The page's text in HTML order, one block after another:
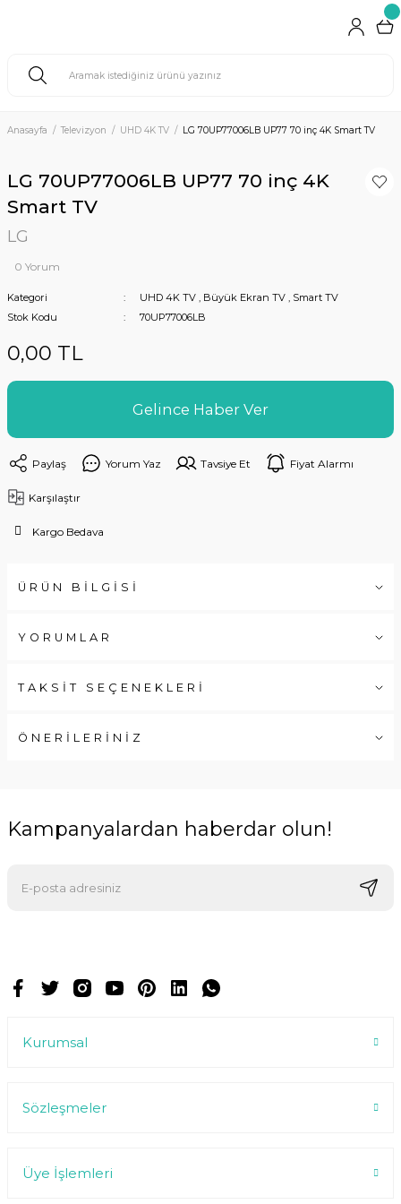
Anasayfa Televizyon UHD 4K TV LG 70UP77006LB UP77 70 inç 4K Smart TV
LG 70UP77006LB UP77 70 inç 4K
Smart TV
LG
0 Yorum
Kategori UHD 4K TV , Büyük Ekran TV , Smart TV
Stok Kodu
70UP77006LB
0,00 TL
Gelince Haber Ver
Paylaş Yorum Yaz Tavsiye Et Fiyat Alarmı
Karşılaştır
Kargo Bedava
ÜRÜN BİLGİSİ
YORUMLAR
TAKSİT SEÇENEKLERİ
ÖNERİLERİNİZ
Kampanyalardan haberdar olun!
Kurumsal
Sözleşmeler
Üye İşlemleri